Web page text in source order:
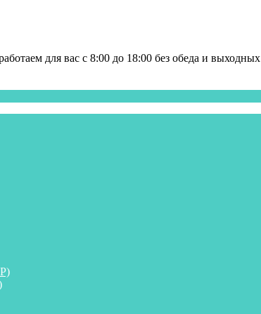
для вас с 8:00 до 18:00 без обеда и выходных